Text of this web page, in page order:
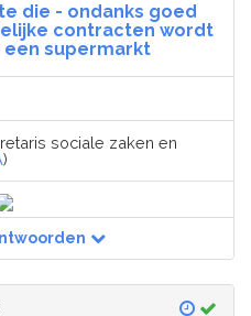
die - ondanks goed
contracten wordt
supermarkt
sociale zaken en
)